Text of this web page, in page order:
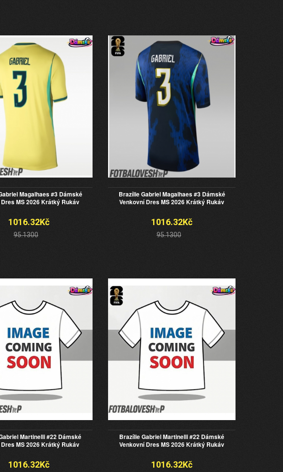
Magalhaes #3 Dámské
MS 2026 Krátký Rukáv
1016.32Kč
95.1300
Brazílie Gabriel Magalhaes #3 Dámské
Venkovní Dres MS 2026 Krátký Rukáv
1016.32Kč
95.1300
Martinelli #22 Dámské
MS 2026 Krátký Rukáv
1016.32Kč
Brazílie Gabriel Martinelli #22 Dámské
Venkovní Dres MS 2026 Krátký Rukáv
1016.32Kč